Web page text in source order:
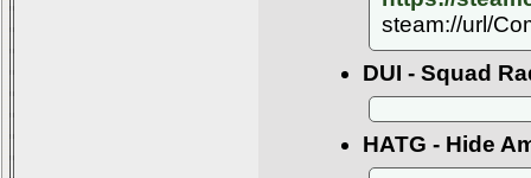
steam://url/
DUI - Squad
HATG - Hide